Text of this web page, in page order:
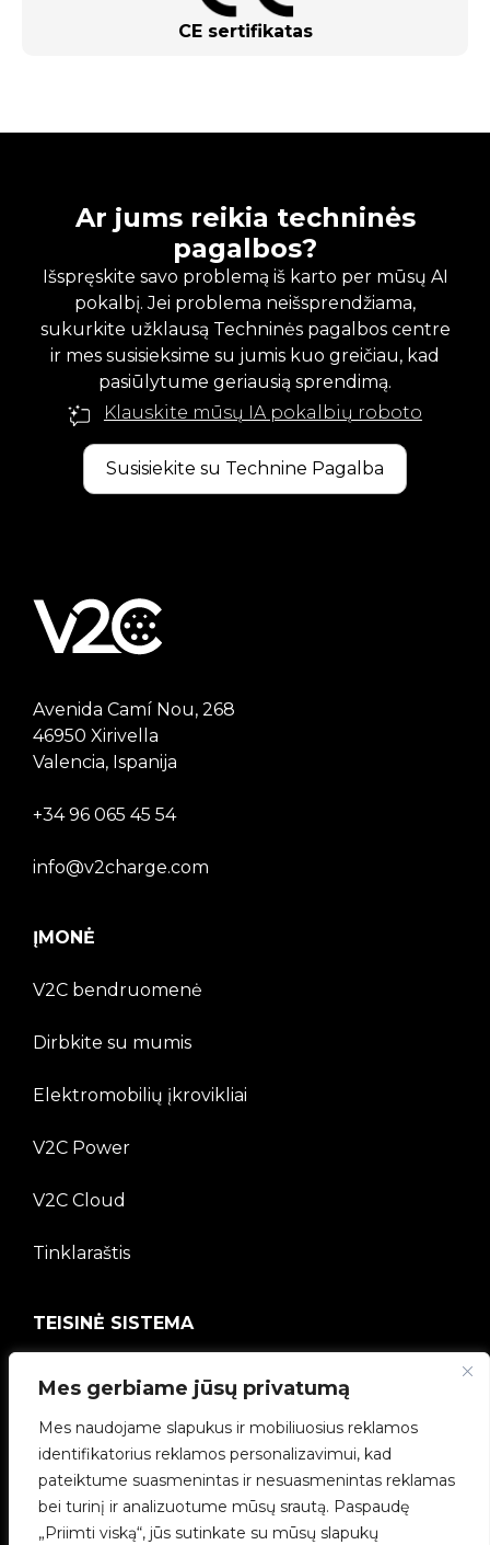
Mes gerbiame jūsų privatumą
Mes naudojame slapukus ir mobiliuosius reklamos
identifikatorius reklamos personalizavimui, kad
pateiktume suasmenintas ir nesuasmenintas reklamas
bei turinį ir analizuotume mūsų srautą. Paspaudę
„Priimti viską“, jūs sutinkate su mūsų slapukų
CE sertifikatas
Ar jums reikia techninės
pagalbos?
Išspręskite savo problemą iš karto per mūsų AI
pokalbį. Jei problema neišsprendžiama,
sukurkite užklausą Techninės pagalbos centre
ir mes susisieksime su jumis kuo greičiau, kad
pasiūlytume geriausią sprendimą.
Klauskite mūsų IA pokalbių roboto
Susisiekite su Technine Pagalba
Avenida Camí Nou, 268
46950 Xirivella
Valencia, Ispanija
+34 96 065 45 54
info@v2charge.com
ĮMONĖ
V2C bendruomenė
Dirbkite su mumis
Elektromobilių įkrovikliai
V2C Power
V2C Cloud
Tinklaraštis
TEISINĖ SISTEMA
Privatumo politika
Teisinė informacija
Slapukų politika
Etikos kanalas